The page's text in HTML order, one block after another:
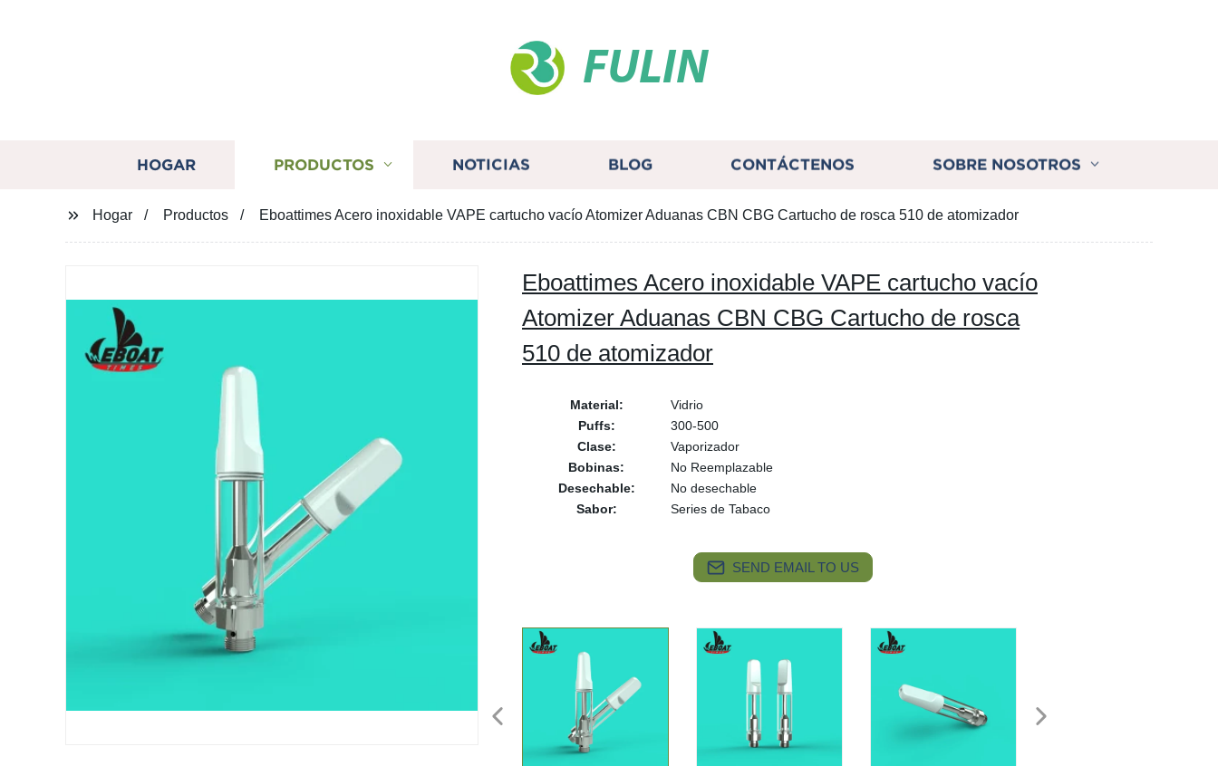
FULIN
HOGAR PRODUCTOS NOTICIAS BLOG CONTÁCTENOS SOBRE NOSOTROS
Hogar Productos Eboattimes Acero inoxidable VAPE cartucho vacío Atomizer Aduanas CBN CBG Cartucho de rosca 510 de atomizador
Eboattimes Acero inoxidable VAPE cartucho vacío
Atomizer Aduanas CBN CBG Cartucho de rosca
510 de atomizador
Material:
Vidrio
Puffs:
300-500
Clase:
Vaporizador
Bobinas:
No Reemplazable
Desechable:
No desechable
Sabor:
Series de Tabaco
SEND EMAIL TO US